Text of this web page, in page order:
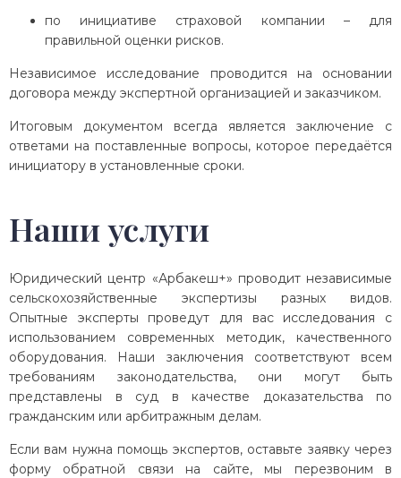
по инициативе страховой компании – для
правильной оценки рисков.
Независимое исследование проводится на основании
договора между экспертной организацией и заказчиком.
Итоговым документом всегда является заключение с
ответами на поставленные вопросы, которое передаётся
инициатору в установленные сроки.
Наши услуги
Юридический центр «Арбакеш+» проводит независимые
сельскохозяйственные экспертизы разных видов.
Опытные эксперты проведут для вас исследования с
использованием современных методик, качественного
оборудования. Наши заключения соответствуют всем
требованиям законодательства, они могут быть
представлены в суд в качестве доказательства по
гражданским или арбитражным делам.
Если вам нужна помощь экспертов, оставьте заявку через
форму обратной связи на сайте, мы перезвоним в